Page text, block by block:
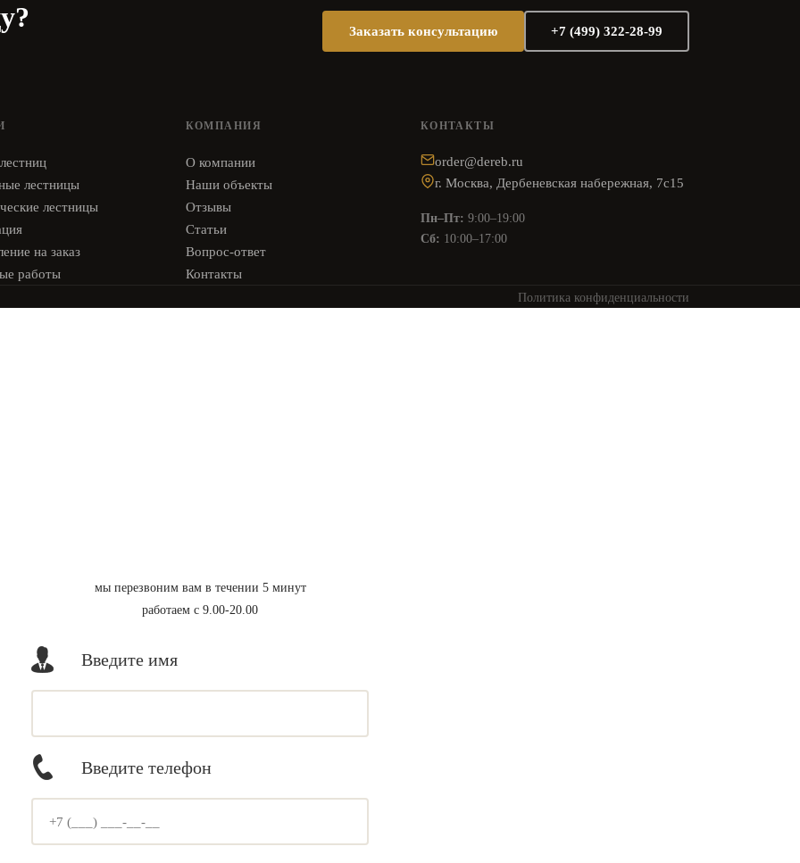
Заказать консультацию +7 (499) 322-28-99
лестницы
лестницы
на заказ
работы
КОМПАНИЯ
О компании
Наши объекты
Отзывы
Статьи
Вопрос-ответ
Контакты
КОНТАКТЫ
order@dereb.ru
г. Москва, Дербеневская набережная, 7с15
Пн–Пт: 9:00–19:00
Сб: 10:00–17:00
Политика конфиденциальности
мы перезвоним вам в течении 5 минут
работаем с 9.00-20.00
Введите имя
Введите телефон